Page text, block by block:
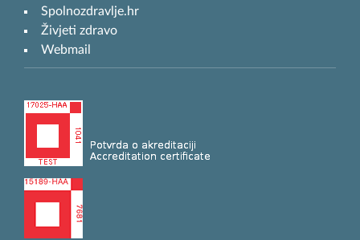
Spolnozdravlje.hr
Živjeti zdravo
Webmail